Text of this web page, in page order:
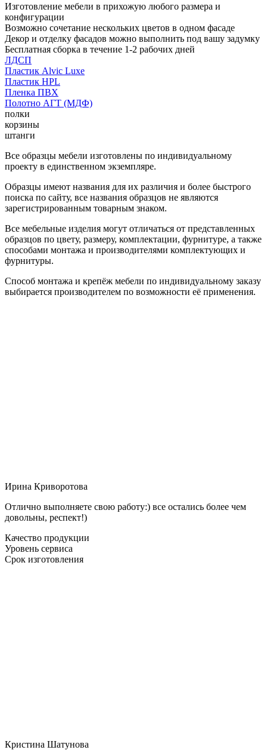
Изготовление мебели в прихожую любого размера и
конфигурации
Возможно сочетание нескольких цветов в одном фасаде
Декор и отделку фасадов можно выполнить под вашу задумку
Бесплатная сборка в течение 1-2 рабочих дней
ЛДСП
Пластик Alvic Luxe
Пластик HPL
Пленка ПВХ
Полотно АГТ (МДФ)
полки
корзины
штанги
Все образцы мебели изготовлены по индивидуальному
проекту в единственном экземпляре.
Образцы имеют названия для их различия и более быстрого
поиска по сайту, все названия образцов не являются
зарегистрированным товарным знаком.
Все мебельные изделия могут отличаться от представленных
образцов по цвету, размеру, комплектации, фурнитуре, а также
способами монтажа и производителями комплектующих и
фурнитуры.
Способ монтажа и крепёж мебели по индивидуальному заказу
выбирается производителем по возможности её применения.
Ирина Криворотова
Отлично выполняете свою работу:) все остались более чем
довольны, респект!)
Качество продукции
Уровень сервиса
Срок изготовления
Кристина Шатунова